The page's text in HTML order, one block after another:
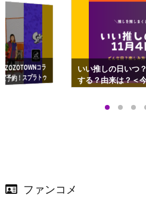
コラ
予約！スプラトゥ
ップも渋谷Hz
いい推しの日いつ
する？由来は？＜
ファンコメ